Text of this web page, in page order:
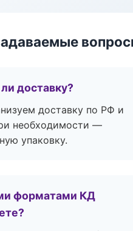
доставку?
доставку по РФ и
необходимости —
упаковку.
форматами КД